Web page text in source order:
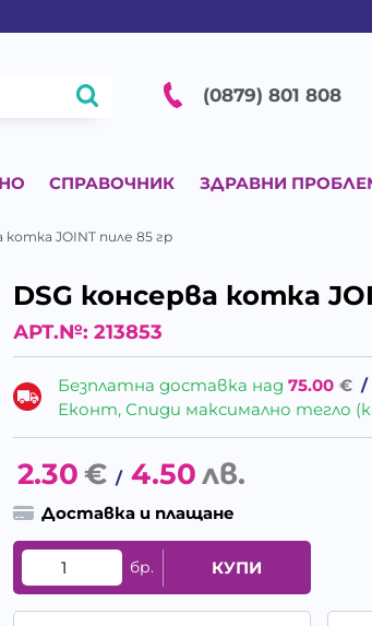
(0879) 801 808
СПРАВОЧНИК ЗДРАВНИ
котка JOINT пиле 85 гр
DSG консерва котка
АРТ.№: 213853
Безплатна доставка над75.00 € /
Еконт, Спиди максимално тегло
2.30€ / 4.50лв.
Доставка и плащане
бр. КУПИ